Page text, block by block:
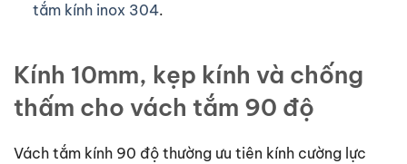
tắm kính inox 304.
Kính 10mm, kẹp kính và chống
thấm cho vách tắm 90 độ
Vách tắm kính 90 độ thường ưu tiên kính cường lực